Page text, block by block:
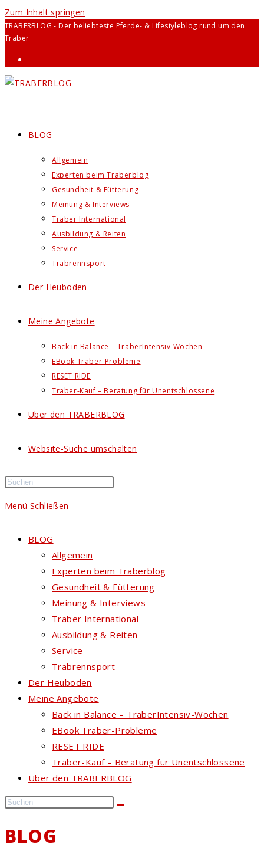
Zum Inhalt springen
TRABERBLOG - Der beliebteste Pferde- & Lifestyleblog rund um den
Traber
BLOG
Allgemein
Experten beim Traberblog
Gesundheit & Fütterung
Meinung & Interviews
Traber International
Ausbildung & Reiten
Service
Trabrennsport
Der Heuboden
Meine Angebote
Back in Balance – TraberIntensiv-Wochen
EBook Traber-Probleme
RESET RIDE
Traber-Kauf – Beratung für Unentschlossene
Über den TRABERBLOG
Website-Suche umschalten
Menü Schließen
BLOG
Allgemein
Experten beim Traberblog
Gesundheit & Fütterung
Meinung & Interviews
Traber International
Ausbildung & Reiten
Service
Trabrennsport
Der Heuboden
Meine Angebote
Back in Balance – TraberIntensiv-Wochen
EBook Traber-Probleme
RESET RIDE
Traber-Kauf – Beratung für Unentschlossene
Über den TRABERBLOG
BLOG